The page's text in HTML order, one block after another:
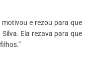
motivou e rezou para que
Ela rezava para que